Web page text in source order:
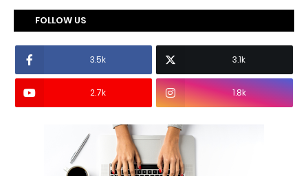
FOLLOW US
3.5k 3.1k
2.7k 1.8k